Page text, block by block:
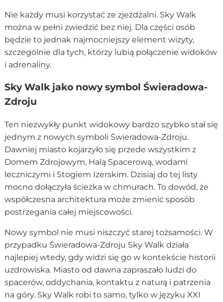
Nie każdy musi korzystać ze zjeżdżalni. Sky Walk
można w pełni zwiedzić bez niej. Dla części osób
będzie to jednak najmocniejszy element wizyty,
szczególnie dla tych, którzy lubią połączenie widoków
i adrenaliny.
Sky Walk jako nowy symbol Świeradowa-
Zdroju
Ten niezwykły punkt widokowy bardzo szybko stał się
jednym z nowych symboli Świeradowa-Zdroju.
Dawniej miasto kojarzyło się przede wszystkim z
Domem Zdrojowym, Halą Spacerową, wodami
leczniczymi i Stogiem Izerskim. Dzisiaj do tej listy
mocno dołączyła ścieżka w chmurach. To dowód, że
współczesna architektura może zmienić sposób
postrzegania całej miejscowości.
Nowy symbol nie musi niszczyć starej tożsamości. W
przypadku Świeradowa-Zdroju Sky Walk działa
najlepiej wtedy, gdy widzi się go w kontekście historii
uzdrowiska. Miasto od dawna zapraszało ludzi do
spacerów, oddychania, kontaktu z naturą i patrzenia
na góry. Sky Walk robi to samo, tylko w języku XXI